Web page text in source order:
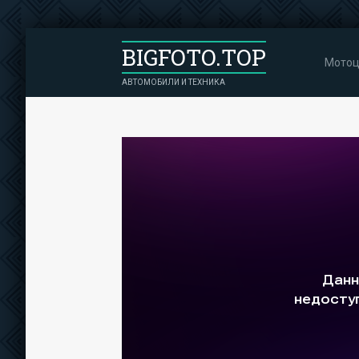
BIGFOTO.TOP
АВТОМОБИЛИ И ТЕХНИКА